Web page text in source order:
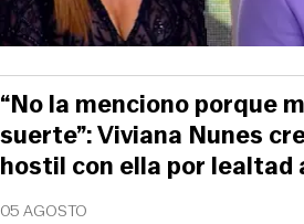
05 AGOSTO
“No la menciono porque
suerte”: Viviana Nunes
hostil con ella por lealtad